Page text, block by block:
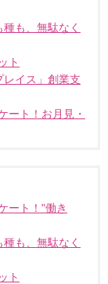
も、無駄なく
ト
イス」創業支
ート！お月見・
ート！"働き
も、無駄なく
ト